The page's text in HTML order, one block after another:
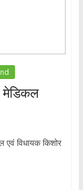
मेडिकल
एवं विधायक किशोर